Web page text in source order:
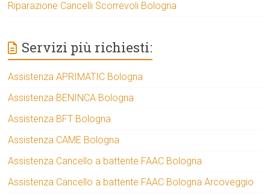
Riparazione Cancelli Scorrevoli Bologna
Servizi più richiesti:
Assistenza APRIMATIC Bologna
Assistenza BENINCA Bologna
Assistenza BFT Bologna
Assistenza CAME Bologna
Assistenza Cancello a battente FAAC Bologna
Assistenza Cancello a battente FAAC Bologna Arcoveggio